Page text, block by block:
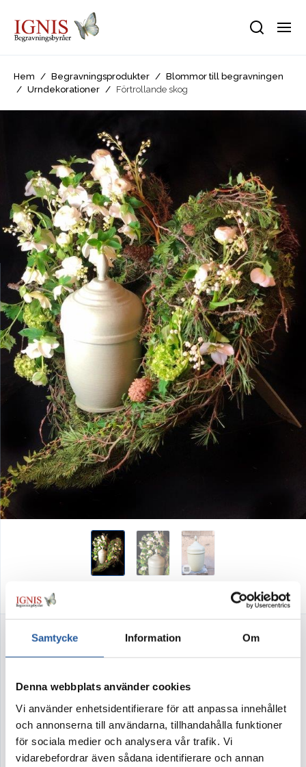
Samtycke Information Om
Denna webbplats använder cookies
Vi använder enhetsidentifierare för att anpassa innehållet
och annonserna till användarna, tillhandahålla funktioner
för sociala medier och analysera vår trafik. Vi
vidarebefordrar även sådana identifierare och annan
Hem / Begravningsprodukter /
Blommor till begravningen
/
Urndekorationer / Förtrollande skog
Förtrollande skog
Artikelnr: 2071
Urnhjärta ca 75 cm
Förtrollande skog – känslan av att finna ro och
harmoni i en sagolik, förtrollande miljö. Ett